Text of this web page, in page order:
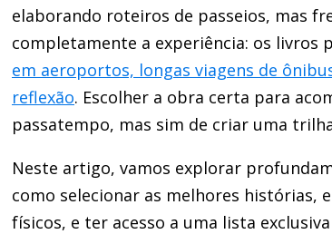
elaborando roteiros de passeios, mas
completamente a experiência: os livros
em aeroportos, longas viagens de
reflexão. Escolher a obra certa para
passatempo, mas sim de criar uma
Neste artigo, vamos explorar
como selecionar as melhores
físicos, e ter acesso a uma lista